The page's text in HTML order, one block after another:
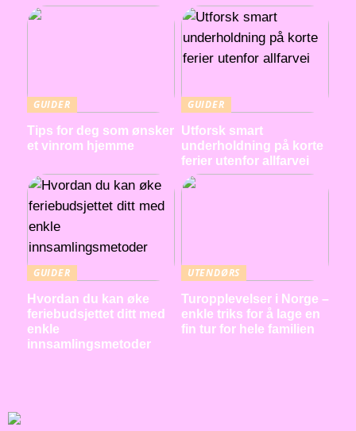
GUIDER
Tips for deg som ønsker
et vinrom hjemme
GUIDER
Utforsk smart
underholdning på korte
ferier utenfor allfarvei
GUIDER
Hvordan du kan øke
feriebudsjettet ditt med
enkle
innsamlingsmetoder
UTENDØRS
Turopplevelser i Norge –
enkle triks for å lage en
fin tur for hele familien